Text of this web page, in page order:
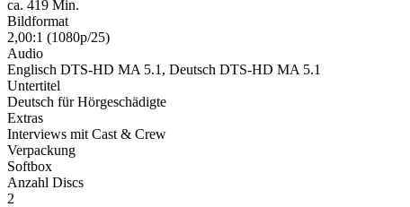
ca. 419 Min.
Bildformat
2,00:1 (1080p/25)
Audio
Englisch DTS-HD MA 5.1, Deutsch DTS-HD MA 5.1
Untertitel
Deutsch für Hörgeschädigte
Extras
Interviews mit Cast & Crew
Verpackung
Softbox
Anzahl Discs
2